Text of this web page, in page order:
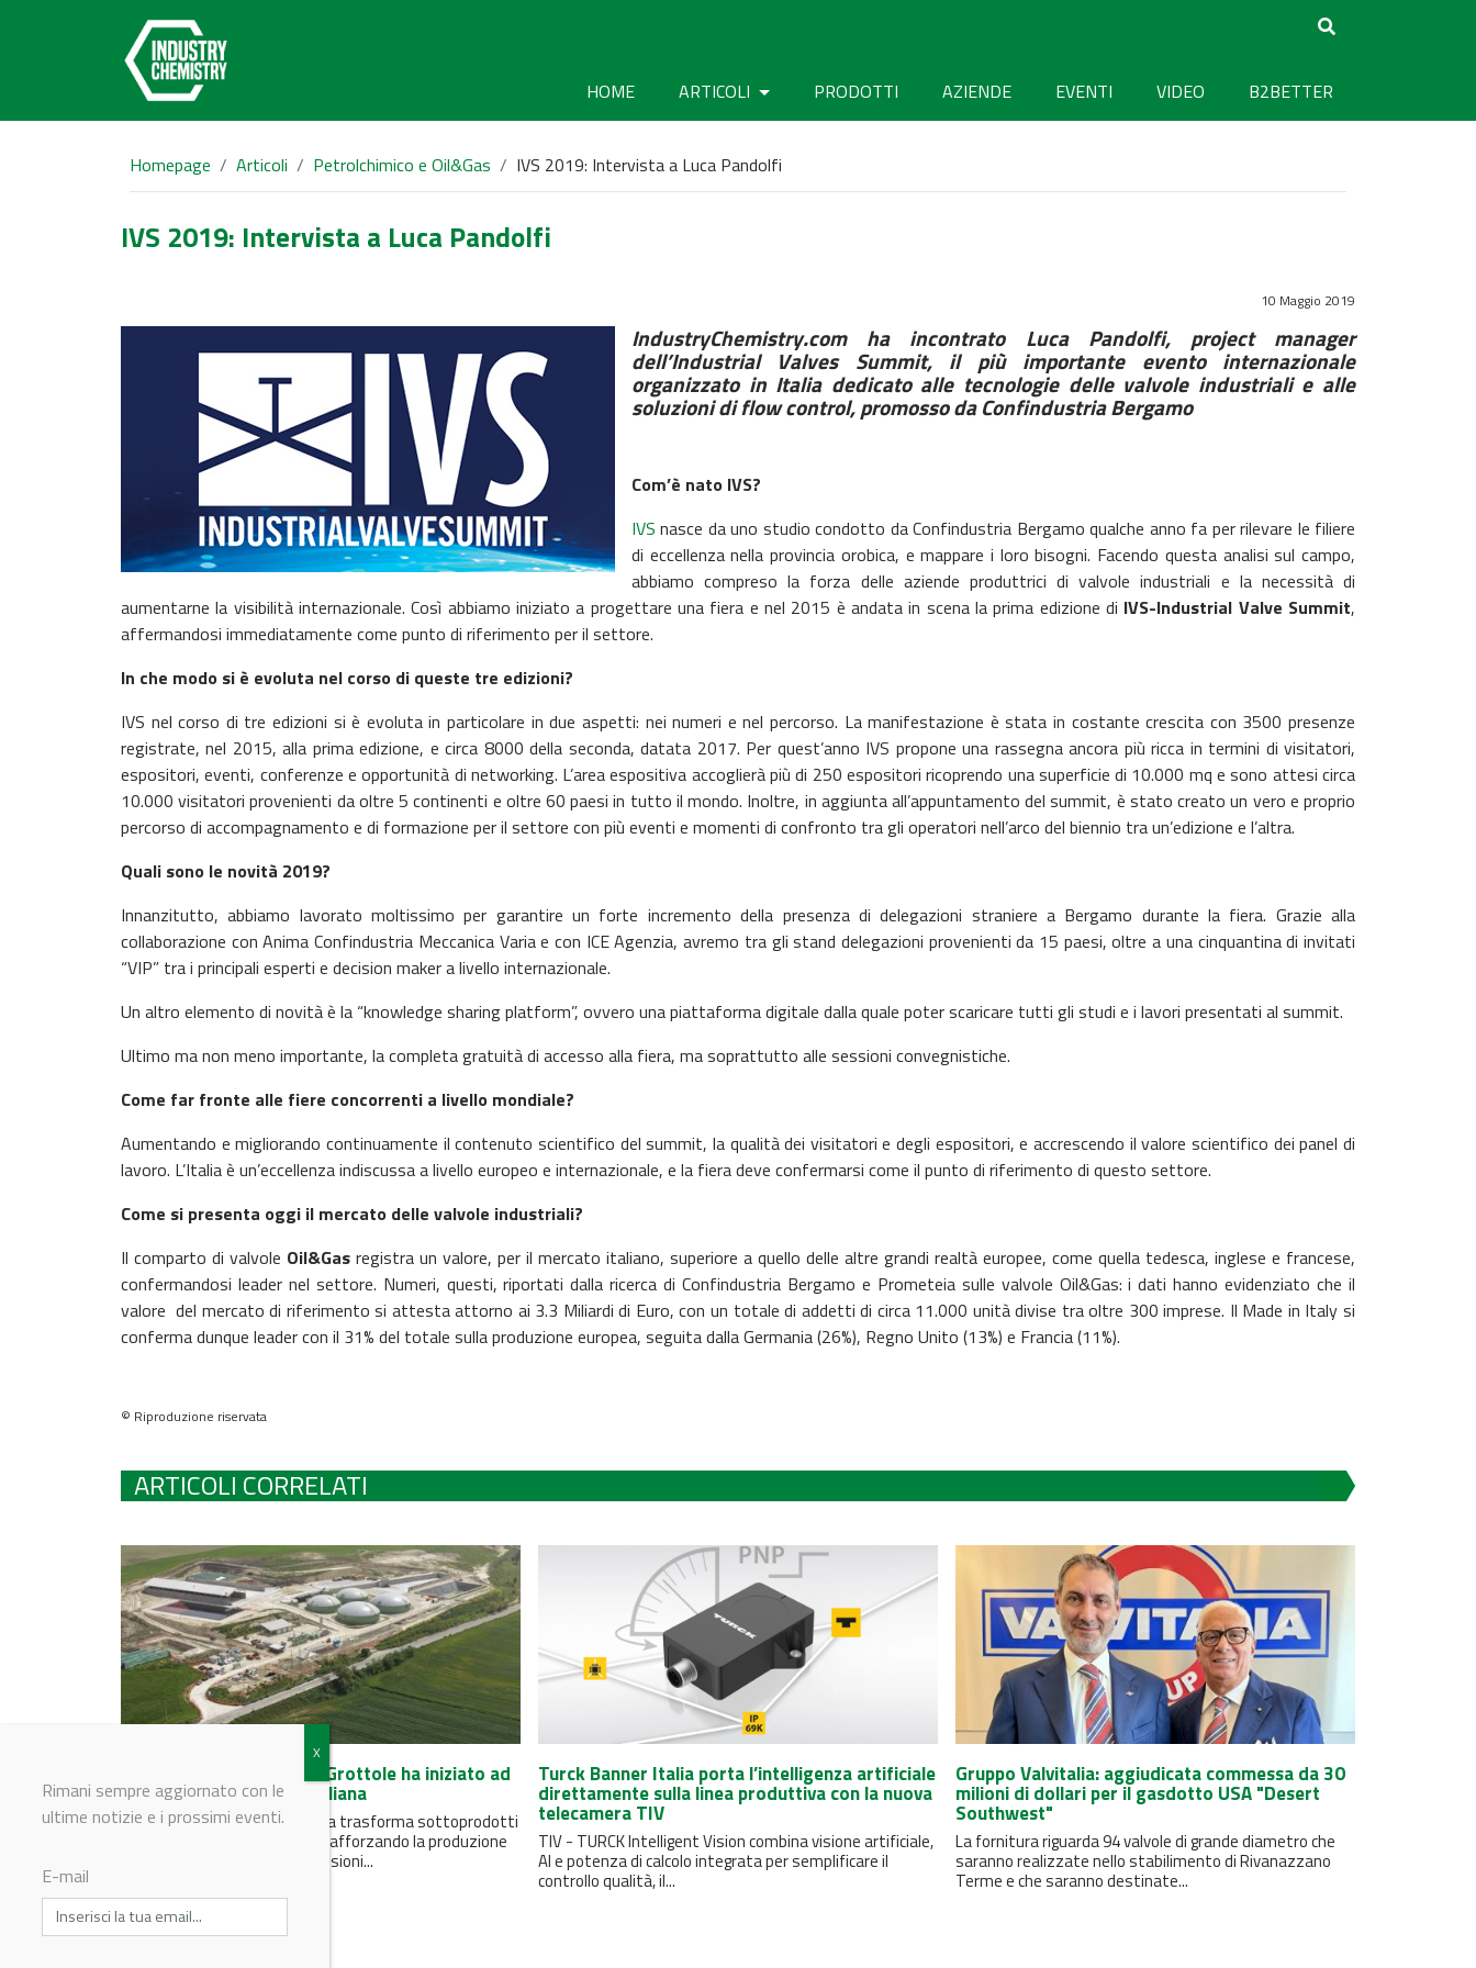
HOME ARTICOLI PRODOTTI AZIENDE EVENTI VIDEO B2BETTER
Homepage Articoli Petrolchimico e Oil&Gas IVS 2019: Intervista a Luca Pandolfi
IVS 2019: Intervista a Luca Pandolfi
10 Maggio 2019
IndustryChemistry.com ha incontrato Luca Pandolfi, project manager
dell’Industrial Valves Summit, il più importante evento internazionale
organizzato in Italia dedicato alle tecnologie delle valvole industriali e alle
soluzioni di flow control, promosso da Confindustria Bergamo
Com’è nato IVS?
IVS nasce da uno studio condotto da Confindustria Bergamo qualche anno fa per rilevare le filiere
di eccellenza nella provincia orobica, e mappare i loro bisogni. Facendo questa analisi sul campo,
abbiamo compreso la forza delle aziende produttrici di valvole industriali e la necessità di
aumentarne la visibilità internazionale. Così abbiamo iniziato a progettare una fiera e nel 2015 è andata in scena la prima edizione di IVS-Industrial Valve Summit,
affermandosi immediatamente come punto di riferimento per il settore.
In che modo si è evoluta nel corso di queste tre edizioni?
IVS nel corso di tre edizioni si è evoluta in particolare in due aspetti: nei numeri e nel percorso. La manifestazione è stata in costante crescita con 3500 presenze
registrate, nel 2015, alla prima edizione, e circa 8000 della seconda, datata 2017. Per quest’anno IVS propone una rassegna ancora più ricca in termini di visitatori,
espositori, eventi, conferenze e opportunità di networking. L’area espositiva accoglierà più di 250 espositori ricoprendo una superficie di 10.000 mq e sono attesi circa
10.000 visitatori provenienti da oltre 5 continenti e oltre 60 paesi in tutto il mondo. Inoltre, in aggiunta all’appuntamento del summit, è stato creato un vero e proprio
percorso di accompagnamento e di formazione per il settore con più eventi e momenti di confronto tra gli operatori nell’arco del biennio tra un’edizione e l’altra.
Quali sono le novità 2019?
Innanzitutto, abbiamo lavorato moltissimo per garantire un forte incremento della presenza di delegazioni straniere a Bergamo durante la fiera. Grazie alla
collaborazione con Anima Confindustria Meccanica Varia e con ICE Agenzia, avremo tra gli stand delegazioni provenienti da 15 paesi, oltre a una cinquantina di invitati
“VIP” tra i principali esperti e decision maker a livello internazionale.
Un altro elemento di novità è la “knowledge sharing platform”, ovvero una piattaforma digitale dalla quale poter scaricare tutti gli studi e i lavori presentati al summit.
Ultimo ma non meno importante, la completa gratuità di accesso alla fiera, ma soprattutto alle sessioni convegnistiche.
Come far fronte alle fiere concorrenti a livello mondiale?
Aumentando e migliorando continuamente il contenuto scientifico del summit, la qualità dei visitatori e degli espositori, e accrescendo il valore scientifico dei panel di
lavoro. L’Italia è un’eccellenza indiscussa a livello europeo e internazionale, e la fiera deve confermarsi come il punto di riferimento di questo settore.
Come si presenta oggi il mercato delle valvole industriali?
Il comparto di valvole Oil&Gas registra un valore, per il mercato italiano, superiore a quello delle altre grandi realtà europee, come quella tedesca, inglese e francese,
confermandosi leader nel settore. Numeri, questi, riportati dalla ricerca di Confindustria Bergamo e Prometeia sulle valvole Oil&Gas: i dati hanno evidenziato che il
valore del mercato di riferimento si attesta attorno ai 3.3 Miliardi di Euro, con un totale di addetti di circa 11.000 unità divise tra oltre 300 imprese. Il Made in Italy si
conferma dunque leader con il 31% del totale sulla produzione europea, seguita dalla Germania (26%), Regno Unito (13%) e Francia (11%).
© Riproduzione riservata
ARTICOLI CORRELATI
Biometano: l'impianto di Grottole ha iniziato ad
alimentare la rete gas italiana
L'impianto di Axpo in Basilicata trasforma sottoprodotti
agricoli in energia rinnovabile, rafforzando la produzione
nazionale di gas a basse emissioni...
Turck Banner Italia porta l’intelligenza artificiale
direttamente sulla linea produttiva con la nuova
telecamera TIV
TIV - TURCK Intelligent Vision combina visione artificiale,
AI e potenza di calcolo integrata per semplificare il
controllo qualità, il...
Gruppo Valvitalia: aggiudicata commessa da 30
milioni di dollari per il gasdotto USA "Desert
Southwest"
La fornitura riguarda 94 valvole di grande diametro che
saranno realizzate nello stabilimento di Rivanazzano
Terme e che saranno destinate...
Rimani sempre aggiornato con le
ultime notizie e i prossimi eventi.
E-mail